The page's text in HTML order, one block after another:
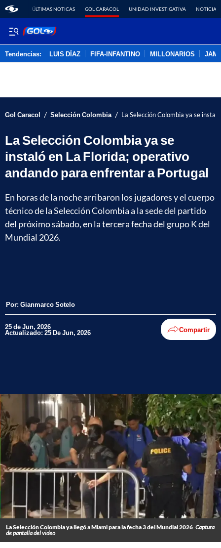
ÚLTIMAS NOTICAS GOL CARACOL UNIDAD INVESTIGATIVA NOTICIAS
Tendencias: LUIS DÍAZ FIFA-INFANTINO MILLONARIOS
Gol Caracol / Selección Colombia / La Selección Colombia ya se
La Selección Colombia ya se
instaló en La Florida; operativo
andando para enfrentar a Portugal
En horas de la noche arribaron los jugadores y el cuerpo
técnico de la Selección Colombia a la sede del partido
del próximo sábado, en la tercera fecha del grupo K del
Mundial 2026.
Por: Gianmarco Sotelo
25 de Jun, 2026
Actualizado: 25 De Jun, 2026 Compartir
La Selección Colombia ya llegó a Miami para la fecha 3 del Mundial 2026 Captura
de pantalla del video